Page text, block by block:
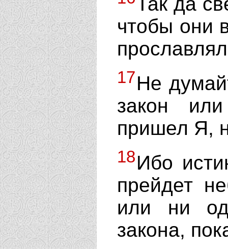
чтобы они
17Не
закон
пришел Я,
18Ибо
прейдет
или ни
закона,